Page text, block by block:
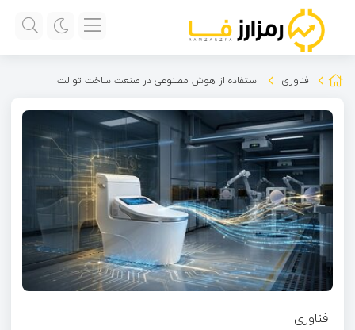
فناوری استفاده از هوش مصنوعی در صنعت ساخت توالت
فناوری